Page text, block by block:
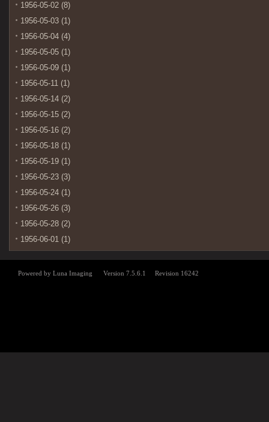
1956-05-02 (8)
1956-05-03 (1)
1956-05-04 (4)
1956-05-05 (1)
1956-05-09 (1)
1956-05-11 (1)
1956-05-14 (2)
1956-05-15 (2)
1956-05-16 (2)
1956-05-18 (1)
1956-05-19 (1)
1956-05-23 (3)
1956-05-24 (1)
1956-05-26 (3)
1956-05-28 (2)
1956-06-01 (1)